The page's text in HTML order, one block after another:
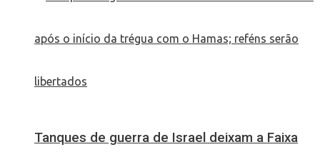
Tanques de guerra de Israel deixam a Faixa